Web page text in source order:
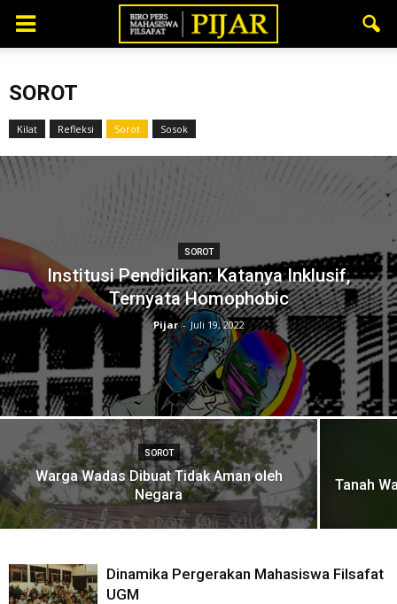
SOROT
Kilat Refleksi Sorot Sosok
SOROT
Institusi Pendidikan: Katanya Inklusif,
Ternyata Homophobic
Pijar - Juli 19, 2022
SOROT
Warga Wadas Dibuat Tidak Aman oleh
Negara
Tanah
Dinamika Pergerakan Mahasiswa Filsafat
UGM